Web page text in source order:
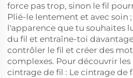
force pas trop, sinon le fil
Plié-le lentement et avec soin
l'apparence que tu souhaites
du fil et entraîne-toi
contrôler le fil et créer des
complexes. Pour découvrir
cintrage de fil : Le cintrage de